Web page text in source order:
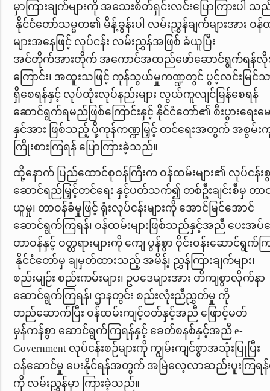
မှာကြားချက်များကို အသေးစိတ်ရှင်းလင်းပြောကြားပါ သ
နိုင်ငံတော်သမ္မတ၏ မိန့်ခွန်းပါ လမ်းညွှန်ချက်များအား ဝန်
များအနေဖြင့် လုပ်ငန်း လမ်းညွှန်အဖြစ် ခံယူပြီး
အင်တိုက်အားတိုက် အကောင်အထည်ဖော်ဆောင်ရွက်ရန်
ကြောင်း၊ အထူးသဖြင့် ကုန်သွယ်မှုကဏ္ဍတွင် ပွင့်လင်းမြင်
ရှိစေရန်နှင့် လုပ်ထုံးလုပ်နည်းများ လွယ်ကူလျင်မြန်စေရန်
ဆောင်ရွက်ရမည်ဖြစ်ကြောင်းနှင့် နိုင်ငံတော်၏ စီးပွားရေးမေ
နှင်အား ဖြစ်သည့် ပို့ကုန်ကဏ္ဍမြှင့် တင်ရေးအတွက် အစွမ်း
ကြိုးစားကြရန် ပြောကြားခဲ့သည်။
ထို့နောက် ပြည်ထောင်စုဝန်ကြီးက ဝန်ထမ်းများ၏ လုပ်ငန်း
ဆောင်ရည်မြှင့်တင်ရေး နှင့်ပတ်သက်၍ တစ်ဦးချင်းစီမှ တာ
ယူမှု၊ တာဝန်ခံမှုဖြင့် ရုံးလုပ်ငန်းများကို အောင်မြင်အောင်
ဆောင်ရွက်ကြရန်၊ ဝန်ထမ်းများဖြစ်သည်နှင့်အညီ ပေးအပ်
တာဝန်နှင့် ဝတ္တရားများကို ကျေ ပွန်စွာ ဝိုင်းဝန်းဆောင်ရွက်က
နိုင်ငံတော်မှ ချမှတ်ထားသည့် အမိန့်၊ ညွှန်ကြားချက်များ၊
စည်းမျဉ်း စည်းကမ်းများ၊ ဥပဒေများအား တိကျစွာလိုက်နာ
ဆောင်ရွက်ကြရန်၊ ဌာနတွင်း စည်းလုံးညီညွှတ်မှု ကို
တည်ဆောက်ပြီး ဝန်ထမ်းကျင့်ဝတ်နှင့်အညီ ဖြောင့်မတ်
မှန်ကန်စွာ ဆောင်ရွက်ကြရန်နှင့် ခေတ်စနစ်နှင့်အညီe-
Government လုပ်ငန်းစဉ်များကို ကျွမ်းကျင်စွာအသုံးပြုပြီး
ဝန်ဆောင်မှု ပေးနိုင်ရန်အတွက် အမြဲလေ့လာဆည်းပူးကြရ
ကို လမ်းညွှန်မှာ ကြားခဲ့သည်။